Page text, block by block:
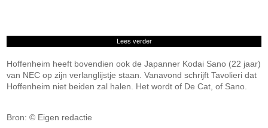
Lees verder
Hoffenheim heeft bovendien ook de Japanner Kodai Sano (22 jaar)
van NEC op zijn verlanglijstje staan. Vanavond schrijft Tavolieri dat
Hoffenheim niet beiden zal halen. Het wordt of De Cat, of Sano.
Bron: © Eigen redactie